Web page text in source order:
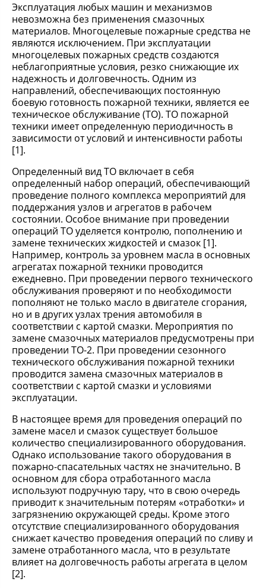
Эксплуатация любых машин и механизмов
невозможна без применения смазочных
материалов. Многоцелевые пожарные средства не
являются исключением. При эксплуатации
многоцелевых пожарных средств создаются
неблагоприятные условия, резко снижающие их
надежность и долговечность. Одним из
направлений, обеспечивающих постоянную
боевую готовность пожарной техники, является ее
техническое обслуживание (ТО). ТО пожарной
техники имеет определенную периодичность в
зависимости от условий и интенсивности работы
[1].
Определенный вид ТО включает в себя
определенный набор операций, обеспечивающий
проведение полного комплекса мероприятий для
поддержания узлов и агрегатов в рабочем
состоянии. Особое внимание при проведении
операций ТО уделяется контролю, пополнению и
замене технических жидкостей и смазок [1].
Например, контроль за уровнем масла в основных
агрегатах пожарной техники проводится
ежедневно. При проведении первого технического
обслуживания проверяют и по необходимости
пополняют не только масло в двигателе сгорания,
но и в других узлах трения автомобиля в
соответствии с картой смазки. Мероприятия по
замене смазочных материалов предусмотрены при
проведении ТО-2. При проведении сезонного
технического обслуживания пожарной техники
проводится замена смазочных материалов в
соответствии с картой смазки и условиями
эксплуатации.
В настоящее время для проведения операций по
замене масел и смазок существует большое
количество специализированного оборудования.
Однако использование такого оборудования в
пожарно-спасательных частях не значительно. В
основном для сбора отработанного масла
используют подручную тару, что в свою очередь
приводит к значительным потерям «отработки» и
загрязнению окружающей среды. Кроме этого
отсутствие специализированного оборудования
снижает качество проведения операций по сливу и
замене отработанного масла, что в результате
влияет на долговечность работы агрегата в целом
[2].